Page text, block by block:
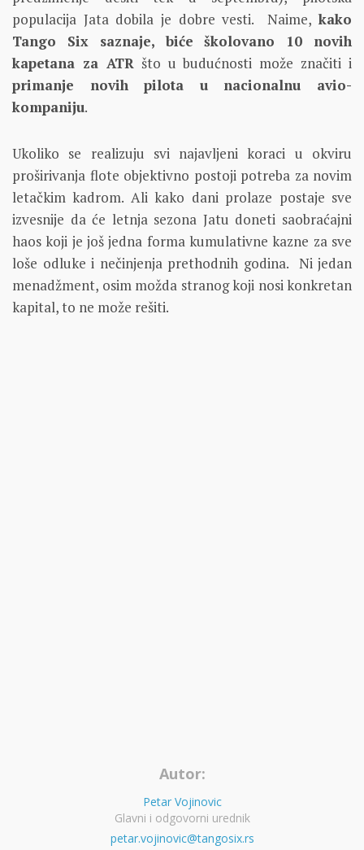
populacija Jata dobila je dobre vesti. Naime, kako
Tango Six saznaje, biće školovano 10 novih
kapetana za ATRšto u budućnosti može značiti i
primanje novih pilota u nacionalnu avio-
kompaniju.
Ukoliko se realizuju svi najavljeni koraci u okviru
proširivanja flote objektivno postoji potreba za novim
letačkim kadrom. Ali kako dani prolaze postaje sve
izvesnije da će letnja sezona Jatu doneti saobraćajni
haos koji je još jedna forma kumulativne kazne za sve
loše odluke i nečinjenja prethodnih godina. Ni jedan
menadžment, osim možda stranog koji nosi konkretan
kapital, to ne može rešiti.
Autor:
Petar Vojinovic
Glavni i odgovorni urednik
petar.vojinovic@tangosix.rs